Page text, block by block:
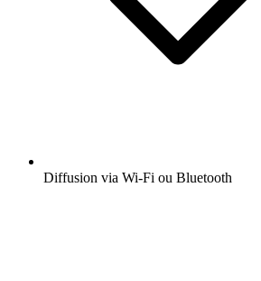
Diffusion via Wi-Fi ou Bluetooth